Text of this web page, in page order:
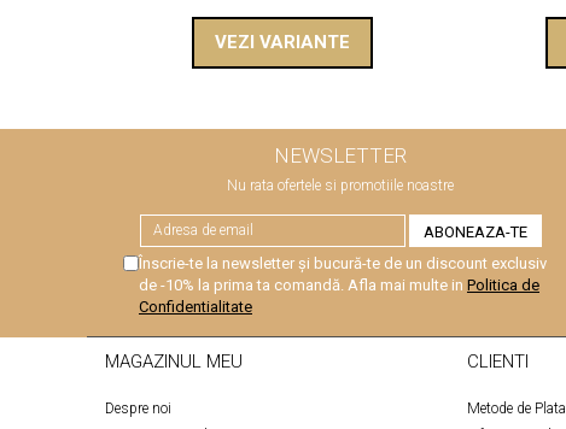
VEZI VARIANTE
NEWSLETTER
Nu rata ofertele si promotiile noastre
Înscrie-te la newsletter și bucură-te de un discount exclusiv
de -10% la prima ta comandă. Afla mai multe in Politica de
Confidentialitate
MAGAZINUL MEU
Despre noi
CLIENTI
Metode de Plata